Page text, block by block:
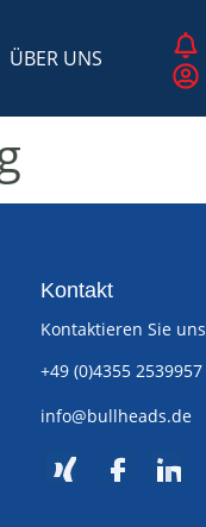
ÜBER UNS
Kontakt
Kontaktieren Sie uns
+49 (0)4355 2539957
info@bullheads.de